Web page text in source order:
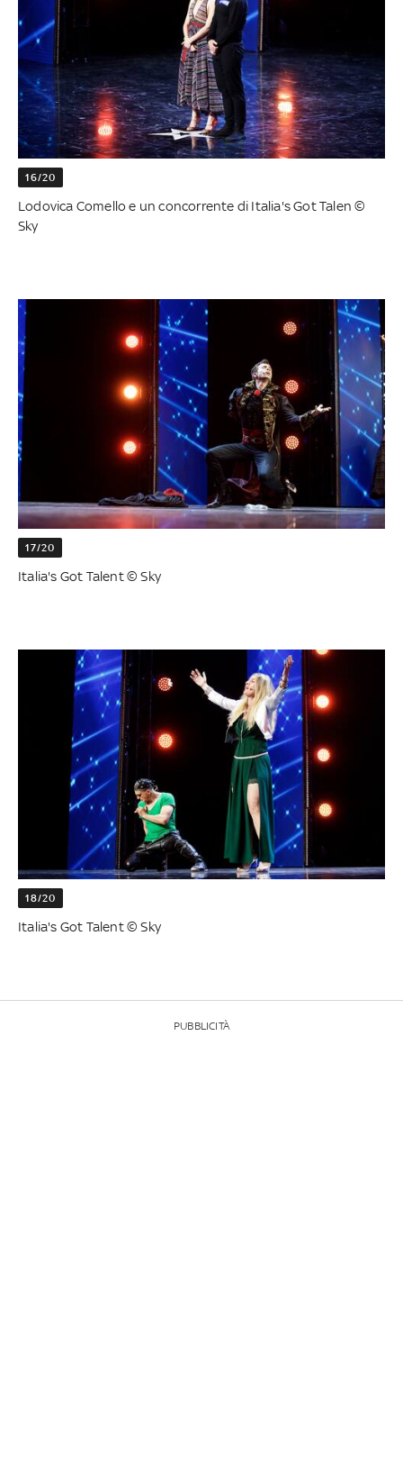
16/20
Lodovica Comello e un concorrente di Italia's Got Talen ©
Sky
17/20
Italia's Got Talent © Sky
18/20
Italia's Got Talent © Sky
PUBBLICITÀ